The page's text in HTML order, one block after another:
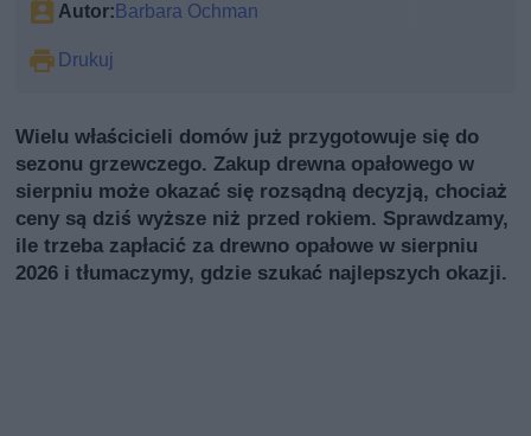
Autor:Barbara Ochman
Drukuj
Wielu właścicieli domów już przygotowuje się do
sezonu grzewczego. Zakup drewna opałowego w
sierpniu może okazać się rozsądną decyzją, chociaż
ceny są dziś wyższe niż przed rokiem. Sprawdzamy,
ile trzeba zapłacić za drewno opałowe w sierpniu
2026 i tłumaczymy, gdzie szukać najlepszych okazji.